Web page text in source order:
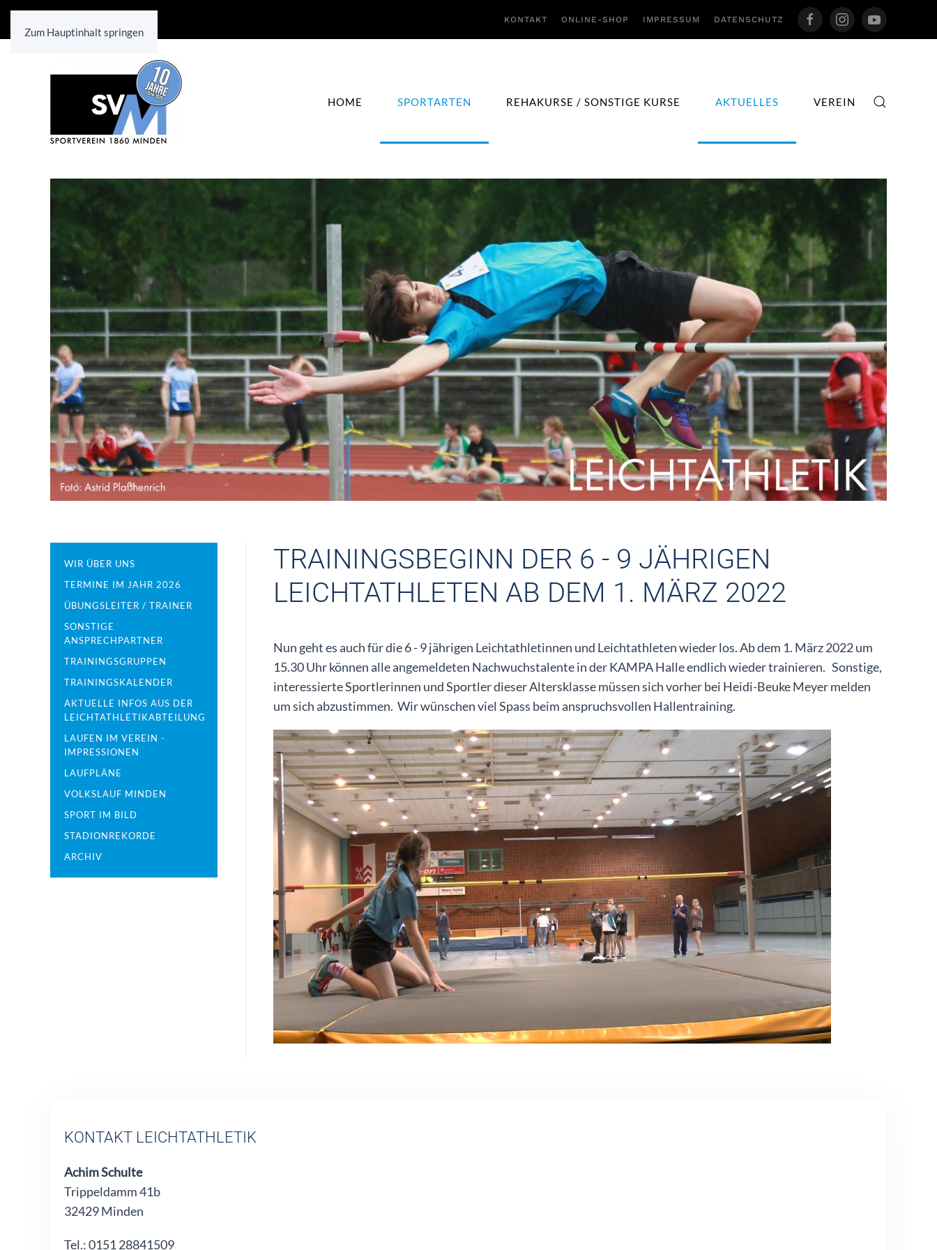
Zum Hauptinhalt springen
KONTAKT ONLINE-SHOP IMPRESSUM DATENSCHUTZ
HOME SPORTARTEN REHAKURSE / SONSTIGE KURSE AKTUELLES VEREIN
TRAININGSBEGINN DER 6 - 9 JÄHRIGEN
LEICHTATHLETEN AB DEM 1. MÄRZ 2022
Nun geht es auch für die 6 - 9 jährigen Leichtathletinnen und Leichtathleten wieder los. Ab dem 1. März 2022 um
15.30 Uhr können alle angemeldeten Nachwuchstalente in der KAMPA Halle endlich wieder trainieren. Sonstige,
interessierte Sportlerinnen und Sportler dieser Altersklasse müssen sich vorher bei Heidi-Beuke Meyer melden
um sich abzustimmen. Wir wünschen viel Spass beim anspruchsvollen Hallentraining.
WIR ÜBER UNS
TERMINE IM JAHR 2026
ÜBUNGSLEITER / TRAINER
SONSTIGE
ANSPRECHPARTNER
TRAININGSGRUPPEN
TRAININGSKALENDER
AKTUELLE INFOS AUS DER
LEICHTATHLETIKABTEILUNG
LAUFEN IM VEREIN -
IMPRESSIONEN
LAUFPLÄNE
VOLKSLAUF MINDEN
SPORT IM BILD
STADIONREKORDE
ARCHIV
KONTAKT LEICHTATHLETIK
Achim Schulte
Trippeldamm 41b
32429 Minden
Tel.: 0151 28841509